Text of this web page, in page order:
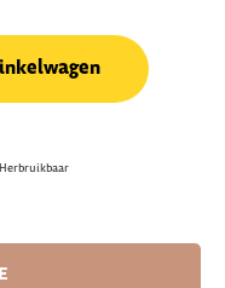
Herbruikbaar